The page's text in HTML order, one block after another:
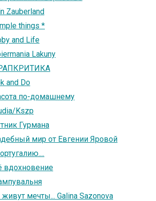
Zauberland
things *
and Life
Lakuny
and Do
по-домашнему
Kszp
Гурмана
мир от Евгении Яровой
вдохновение
живут мечты... Galina Sazonova